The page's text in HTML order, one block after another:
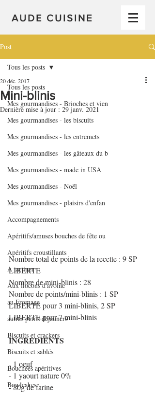
AUDE CUISINE
Post
Tous les posts
Mes gourmandises - Brioches et vien
Mes gourmandises - les biscuits
Mes gourmandises - les entremets
Mes gourmandises - les gâteaux du b
Mes gourmandises - made in USA
Mes gourmandises - Noël
Mes gourmandises - plaisirs d'enfan
Accompagnements
Apéritifs/amuses bouches de fête ou
Apéritifs croustillants
A tartiner
Aux flocons d'avoine
au Fromage
autres petits déjeuners
Biscuits et crackers
Biscuits et sablés
Bouchées apéritives
Bowlcakes
Tous les posts
Mini-blinis
20 déc. 2017
Dernière mise à jour : 29 janv. 2021
Nombre total de points de la recette : 9 SP
LIBERTE
Nombre de mini-blinis : 28
Nombre de points/mini-blinis : 1 SP
LIBERTE pour 3 mini-blinis, 2 SP
LIBERTE pour 7 mini-blinis
INGREDIENTS
- 1 oeuf
- 1 yaourt nature 0%
- 80g de farine